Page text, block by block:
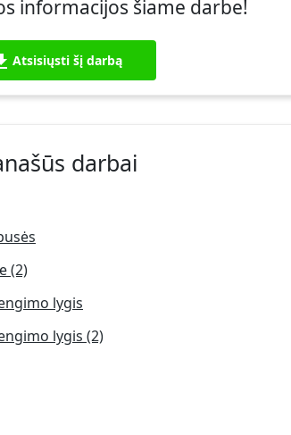
informacijos šiame darbe!
Atsisiųsti šį darbą
darbai
(2)
lygis
lygis (2)